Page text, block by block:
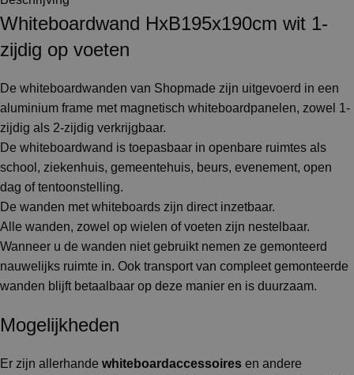
Whiteboardwand HxB195x190cm wit 1-
zijdig op voeten
De whiteboardwanden van Shopmade zijn uitgevoerd in een
aluminium frame met magnetisch whiteboardpanelen, zowel 1-
zijdig als 2-zijdig verkrijgbaar.
De whiteboardwand is toepasbaar in openbare ruimtes als
school, ziekenhuis, gemeentehuis, beurs, evenement, open
dag of tentoonstelling.
De wanden met whiteboards zijn direct inzetbaar.
Alle wanden, zowel op wielen of voeten zijn nestelbaar.
Wanneer u de wanden niet gebruikt nemen ze gemonteerd
nauwelijks ruimte in. Ook transport van compleet gemonteerde
wanden blijft betaalbaar op deze manier en is duurzaam.
Mogelijkheden
Er zijn allerhande whiteboardaccessoires en andere